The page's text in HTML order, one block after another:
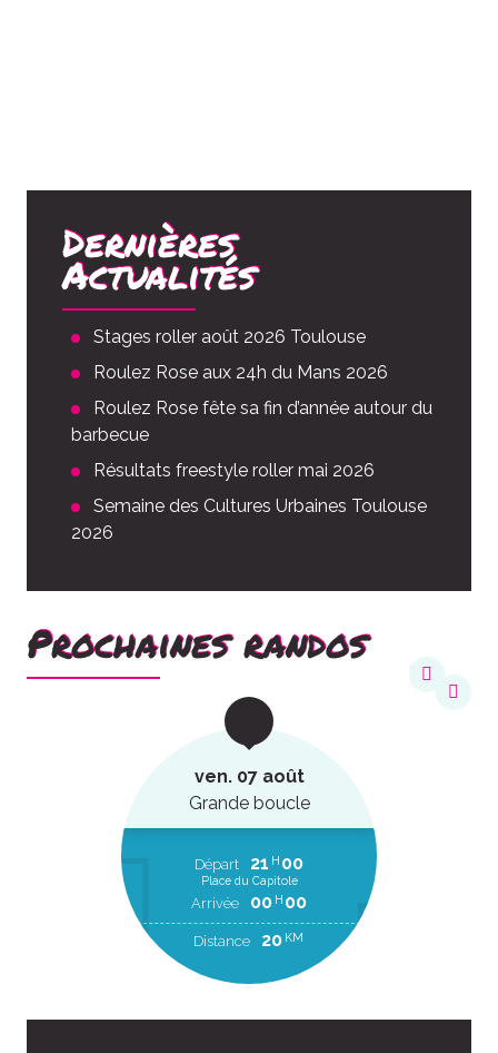
Dernières
Actualités
Stages roller août 2026 Toulouse
Roulez Rose aux 24h du Mans 2026
Roulez Rose fête sa fin d’année autour du
barbecue
Résultats freestyle roller mai 2026
Semaine des Cultures Urbaines Toulouse
2026
Prochaines randos
ven. 07 août
Grande boucle
Départ 21 H 00
Place du Capitole
Arrivée 00 H 00
Distance 20 KM